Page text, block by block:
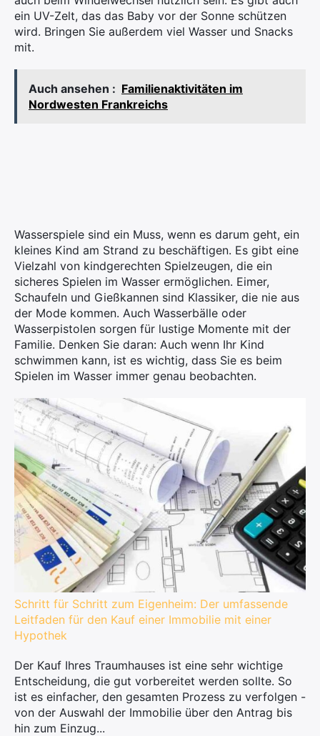
ein UV-Zelt, das das Baby vor der Sonne schützen
wird. Bringen Sie außerdem viel Wasser und Snacks
mit.
Auch ansehen : Familienaktivitäten im
Nordwesten Frankreichs
Wasserspiele sind ein Muss, wenn es darum geht, ein
kleines Kind am Strand zu beschäftigen. Es gibt eine
Vielzahl von kindgerechten Spielzeugen, die ein
sicheres Spielen im Wasser ermöglichen. Eimer,
Schaufeln und Gießkannen sind Klassiker, die nie aus
der Mode kommen. Auch Wasserbälle oder
Wasserpistolen sorgen für lustige Momente mit der
Familie. Denken Sie daran: Auch wenn Ihr Kind
schwimmen kann, ist es wichtig, dass Sie es beim
Spielen im Wasser immer genau beobachten.
Schritt für Schritt zum Eigenheim: Der umfassende
Leitfaden für den Kauf einer Immobilie mit einer
Hypothek
Der Kauf Ihres Traumhauses ist eine sehr wichtige
Entscheidung, die gut vorbereitet werden sollte. So
ist es einfacher, den gesamten Prozess zu verfolgen -
von der Auswahl der Immobilie über den Antrag bis
hin zum Einzug...